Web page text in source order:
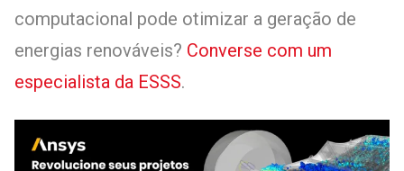
computacional pode otimizar a geração de
energias renováveis? Converse com um
especialista da ESSS.